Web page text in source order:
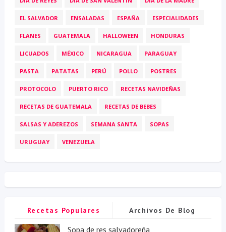
EL SALVADOR ENSALADAS ESPAÑA ESPECIALIDADES
FLANES GUATEMALA HALLOWEEN HONDURAS
LICUADOS MÉXICO NICARAGUA PARAGUAY
PASTA PATATAS PERÚ POLLO POSTRES
PROTOCOLO PUERTO RICO RECETAS NAVIDEÑAS
RECETAS DE GUATEMALA RECETAS DE BEBES
SALSAS Y ADEREZOS SEMANA SANTA SOPAS
URUGUAY VENEZUELA
Recetas Populares Archivos De Blog
Sopa de res salvadoreña